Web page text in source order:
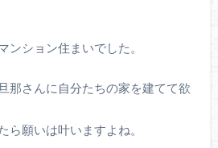
ンション住まいでした。
那さんに自分たちの家を建てて欲
ら願いは叶いますよね。